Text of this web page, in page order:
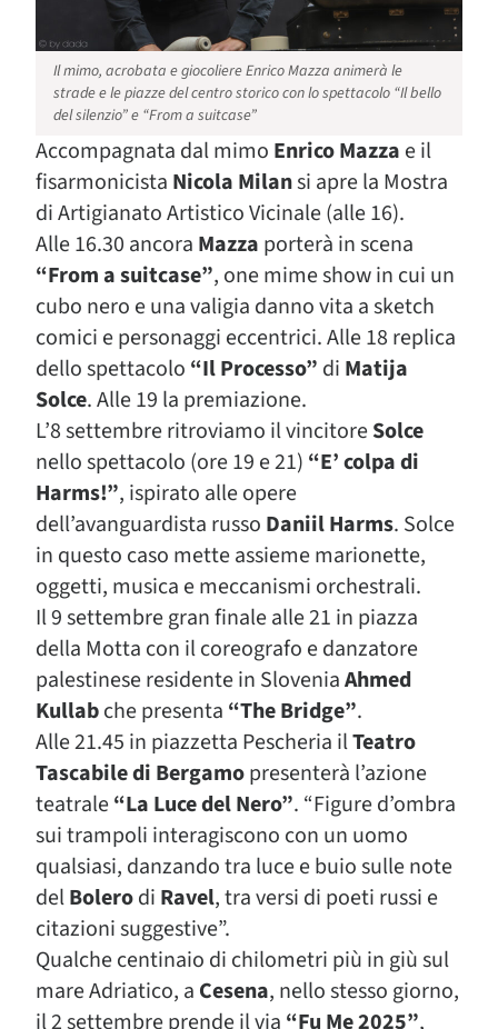
Il mimo, acrobata e giocoliere Enrico Mazza animerà le
strade e le piazze del centro storico con lo spettacolo “Il bello
del silenzio” e “From a suitcase”
Accompagnata dal mimo Enrico Mazza e il
fisarmonicista Nicola Milansi apre la Mostra
di Artigianato Artistico Vicinale (alle 16).
Alle 16.30 ancora Mazza porterà in scena
“From a suitcase”, one mime show in cui un
cubo nero e una valigia danno vita a sketch
comici e personaggi eccentrici. Alle 18 replica
dello spettacolo “Il Processo” di Matija
Solce. Alle 19 la premiazione.
L’8 settembre ritroviamo il vincitoreSolce
nello spettacolo (ore 19 e 21) “E’ colpa di
Harms!”, ispirato alle opere
dell’avanguardista russo Daniil Harms. Solce
in questo caso mette assieme marionette,
oggetti, musica e meccanismi orchestrali.
Il 9 settembre gran finale alle 21 in piazza
della Motta con il coreografo e danzatore
palestinese residente in SloveniaAhmed
Kullabche presenta “The Bridge”.
Alle 21.45 in piazzetta Pescheria ilTeatro
Tascabile di Bergamopresenterà l’azione
teatrale“La Luce del Nero”. “Figure d’ombra
sui trampoli interagiscono con un uomo
qualsiasi, danzando tra luce e buio sulle note
delBolerodi Ravel, tra versi di poeti russi e
citazioni suggestive”.
Qualche centinaio di chilometri più in giù sul
mare Adriatico, a Cesena, nello stesso giorno,
il 2 settembre prende il via “Fu Me 2025”,